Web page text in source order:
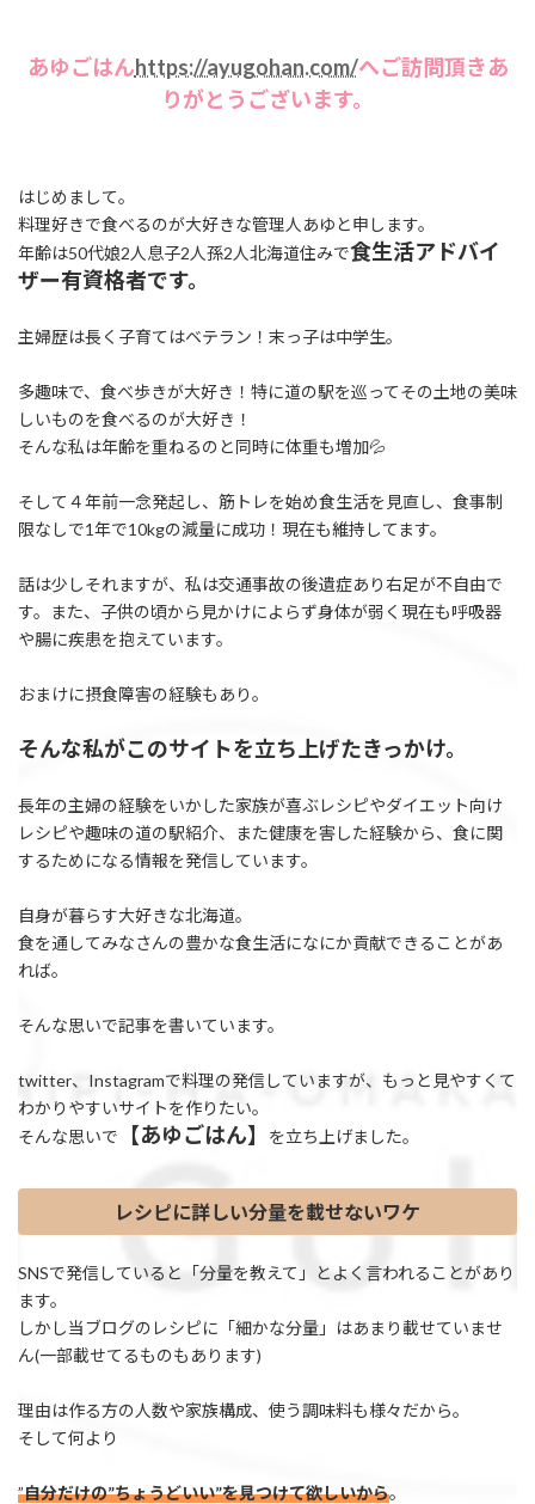
あゆごはんhttps://ayugohan.com/へご訪問頂きあ
りがとうございます。
はじめまして。
料理好きで食べるのが大好きな管理人あゆと申します。
年齢は50代娘2人息子2人孫2人北海道住みで食生活アドバイ
ザー有資格者です。
主婦歴は長く子育てはベテラン！末っ子は中学生。
多趣味で、食べ歩きが大好き！特に道の駅を巡ってその土地の美味
しいものを食べるのが大好き！
そんな私は年齢を重ねるのと同時に体重も増加💦
そして４年前一念発起し、筋トレを始め食生活を見直し、食事制
限なしで1年で10kgの減量に成功！現在も維持してます。
話は少しそれますが、私は交通事故の後遺症あり右足が不自由で
す。また、子供の頃から見かけによらず身体が弱く現在も呼吸器
や腸に疾患を抱えています。
おまけに摂食障害の経験もあり。
そんな私がこのサイトを立ち上げたきっかけ。
長年の主婦の経験をいかした家族が喜ぶレシピやダイエット向け
レシピや趣味の道の駅紹介、また健康を害した経験から、食に関
するためになる情報を発信しています。
自身が暮らす大好きな北海道。
食を通してみなさんの豊かな食生活になにか貢献できることがあ
れば。
そんな思いで記事を書いています。
twitter、Instagramで料理の発信していますが、もっと見やすくて
わかりやすいサイトを作りたい。
そんな思いで
【あゆごはん】 を立ち上げました。
レシピに詳しい分量を載せないワケ
SNSで発信していると「分量を教えて」とよく言われることがあり
ます。
しかし当ブログのレシピに「細かな分量」はあまり載せていませ
ん(一部載せてるものもあります)
理由は作る方の人数や家族構成、使う調味料も様々だから。
そして何より
”自分だけの”ちょうどいい”を見つけて欲しいから。